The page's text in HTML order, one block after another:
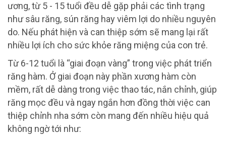
ương,từ 5 - 15 tuổi đều dễ gặp phải các tình trạng
như sâu răng, sún răng hay viêm lợi do nhiều nguyên
do. Nếu phát hiện và can thiệp sớm sẽ mang lại rất
nhiều lợi ích cho sức khỏe răng miệng của con trẻ.
Từ 6-12 tuổi là “giai đoạn vàng” trong việc phát triển
răng hàm. Ở giai đoạn này phần xương hàm còn
mềm, rất dễ dàng trong việc thao tác, nắn chỉnh, giúp
răng mọc đều và ngay ngắn hơn đồng thời việc can
thiệp chỉnh nha sớm còn mang đến nhiều hiệu quả
không ngờ tới như: